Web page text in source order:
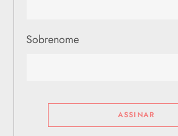
Sobrenome